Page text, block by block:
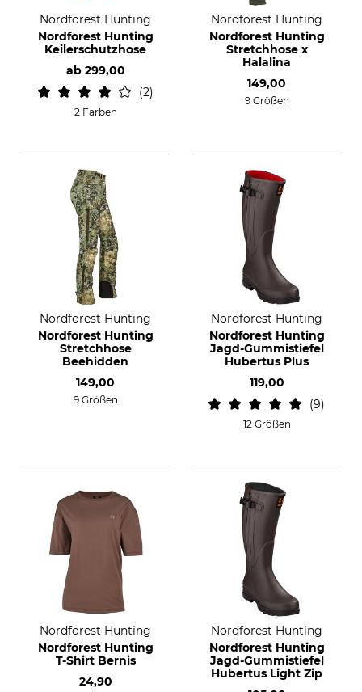
Nordforest Hunting
Nordforest Hunting
Keilerschutzhose
ab 299,00
2
2 Farben
Nordforest Hunting
Nordforest Hunting
Stretchhose x
Halalina
149,00
9 Größen
Nordforest Hunting
Nordforest Hunting
Stretchhose
Beehidden
149,00
9 Größen
Nordforest Hunting
Nordforest Hunting
Jagd-Gummistiefel
Hubertus Plus
119,00
9
12 Größen
Nordforest Hunting
Nordforest Hunting
T-Shirt Bernis
24,90
Nordforest Hunting
Nordforest Hunting
Jagd-Gummistiefel
Hubertus Light Zip